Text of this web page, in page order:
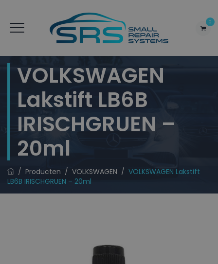
0
VOLKSWAGEN
Lakstift LB6B
IRISCHGRUEN –
20ml
/ Producten / VOLKSWAGEN / VOLKSWAGEN Lakstift
LB6B IRISCHGRUEN – 20ml